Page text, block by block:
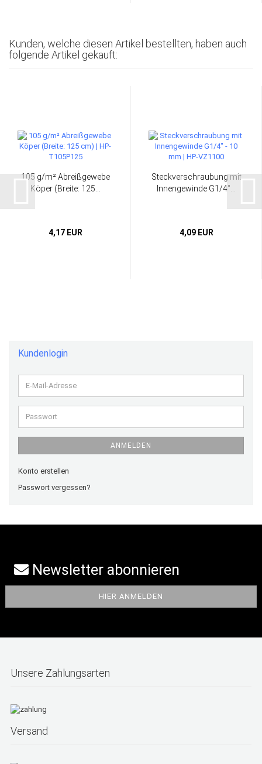
Kunden, welche diesen Artikel bestellten, haben auch
folgende Artikel gekauft:
105 g/m² Abreißgewebe
Köper (Breite: 125...
4,17 EUR
Steckverschraubung mit
Innengewinde G1/4"...
4,09 EUR
Kundenlogin
E-
Mail-
Adresse
Passwort
ANMELDEN
Konto erstellen
Passwort vergessen?
Newsletter abonnieren
Unsere Zahlungsarten
Versand